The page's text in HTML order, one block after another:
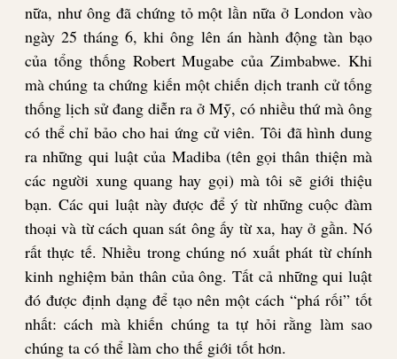
nữa, như ông đã chứng tỏ một lần nữa ở London vào
ngày 25 tháng 6, khi ông lên án hành động tàn bạo
của tổng thống Robert Mugabe của Zimbabwe. Khi
mà chúng ta chứng kiến một chiến dịch tranh cử tống
thống lịch sử đang diễn ra ở Mỹ, có nhiều thứ mà ông
có thể chỉ bảo cho hai ứng cử viên. Tôi đã hình dung
ra những qui luật của Madiba (tên gọi thân thiện mà
các người xung quang hay gọi) mà tôi sẽ giới thiệu
bạn. Các qui luật này được để ý từ những cuộc đàm
thoại và từ cách quan sát ông ấy từ xa, hay ở gần. Nó
rất thực tế. Nhiều trong chúng nó xuất phát từ chính
kinh nghiệm bản thân của ông. Tất cả những qui luật
đó được định dạng để tạo nên một cách “phá rối” tốt
nhất: cách mà khiến chúng ta tự hỏi rằng làm sao
chúng ta có thể làm cho thế giới tốt hơn.